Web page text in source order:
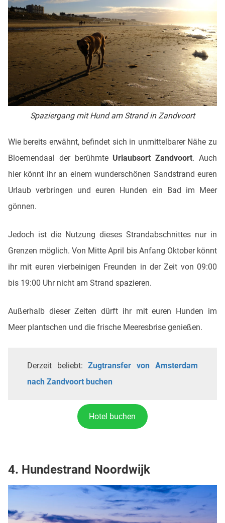
Spaziergang mit Hund am Strand in Zandvoort
Wie bereits erwähnt, befindet sich in unmittelbarer Nähe zu
Bloemendaal der berühmte Urlaubsort Zandvoort. Auch
hier könnt ihr an einem wunderschönen Sandstrand euren
Urlaub verbringen und euren Hunden ein Bad im Meer
gönnen.
Jedoch ist die Nutzung dieses Strandabschnittes nur in
Grenzen möglich. Von Mitte April bis Anfang Oktober könnt
ihr mit euren vierbeinigen Freunden in der Zeit von 09:00
bis 19:00 Uhr nicht am Strand spazieren.
Außerhalb dieser Zeiten dürft ihr mit euren Hunden im
Meer plantschen und die frische Meeresbrise genießen.
Derzeit beliebt:Zugtransfer von Amsterdam
nach Zandvoort buchen
Hotel buchen
4. Hundestrand Noordwijk